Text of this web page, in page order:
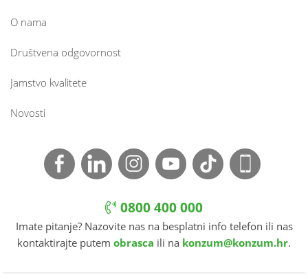
O nama
Društvena odgovornost
Jamstvo kvalitete
Novosti
0800 400 000
Imate pitanje? Nazovite nas na besplatni info telefon ili nas
kontaktirajte putem obrasca ili na konzum@konzum.hr.